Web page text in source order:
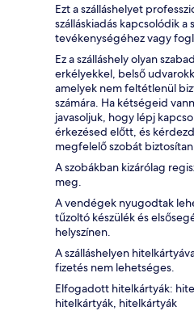
Ezt a szálláshelyet
szálláskiadás kapcsolódik a
tevékenységéhez vagy
Ez a szálláshely olyan
erkélyekkel, belső
amelyek nem feltétlenül
számára. Ha kétségeid
javasoljuk, hogy lépj
érkezésed előtt, és
megfelelő szobát
A szobákban kizárólag
meg.
A vendégek nyugodtak
tűzoltó készülék és
helyszínen.
A szálláshelyen
fizetés nem lehetséges.
Elfogadott hitelkártyák:
hitelkártyák, hitelkártyák